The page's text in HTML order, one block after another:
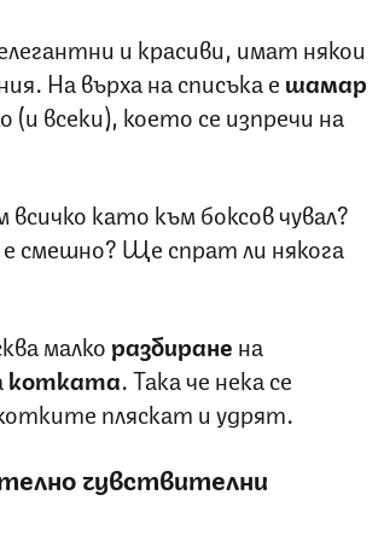
и красиви, имат някои
На върха на списъка е шамар
(и всеки), което се изпречи на
като към боксов чувал?
смешно? Ще спрат ли някога
малко разбиране на
котката. Така че нека се
пляскат и удрят.
чувствителни